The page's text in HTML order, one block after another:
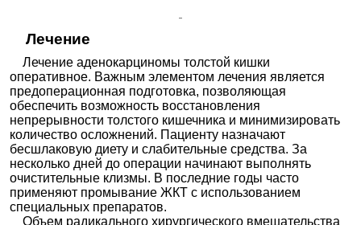
Лечение
Лечение аденокарциномы толстой кишки
оперативное. Важным элементом лечения является
предоперационная подготовка, позволяющая
обеспечить возможность восстановления
непрерывности толстого кишечника и минимизировать
количество осложнений. Пациенту назначают
бесшлаковую диету и слабительные средства. За
несколько дней до операции начинают выполнять
очистительные клизмы. В последние годы часто
применяют промывание ЖКТ с использованием
специальных препаратов.
Объем радикального хирургического вмешательства